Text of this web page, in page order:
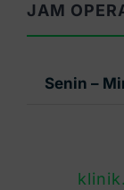
JAM
Senin –